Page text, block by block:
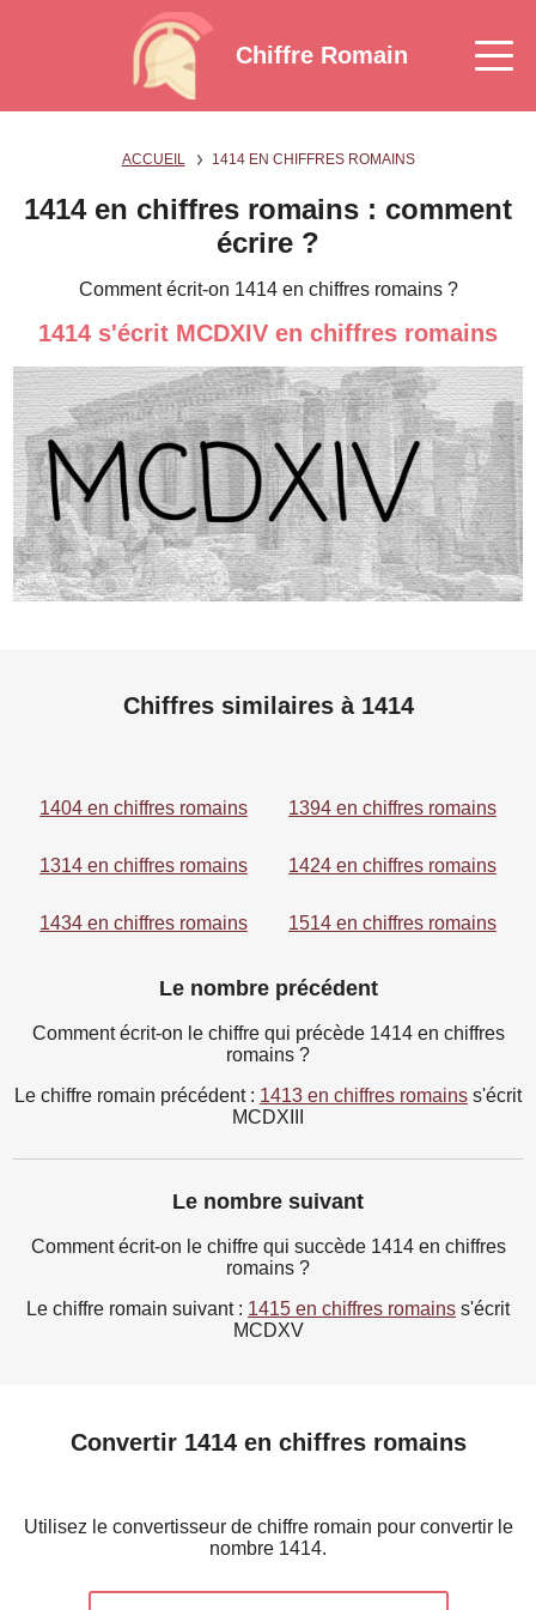
Chiffre Romain
ACCUEIL 1414 EN CHIFFRES ROMAINS
1414 en chiffres romains : comment
écrire ?
Comment écrit-on 1414 en chiffres romains ?
1414 s'écrit MCDXIV en chiffres romains
Chiffres similaires à 1414
1404 en chiffres romains 1394 en chiffres romains
1314 en chiffres romains 1424 en chiffres romains
1434 en chiffres romains 1514 en chiffres romains
Le nombre précédent
Comment écrit-on le chiffre qui précède 1414 en chiffres
romains ?
Le chiffre romain précédent : 1413 en chiffres romains s'écrit
MCDXIII
Le nombre suivant
Comment écrit-on le chiffre qui succède 1414 en chiffres
romains ?
Le chiffre romain suivant : 1415 en chiffres romains s'écrit
MCDXV
Convertir 1414 en chiffres romains
Utilisez le convertisseur de chiffre romain pour convertir le
nombre 1414.